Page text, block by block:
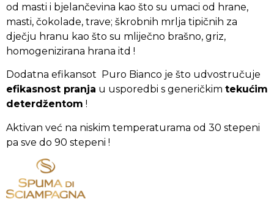
od masti i bjelančevina kao što su umaci od hrane,
masti, čokolade, trave; škrobnih mrlja tipičnih za
dječju hranu kao što su mliječno brašno, griz,
homogenizirana hrana itd !
Dodatna efikansot Puro Bianco je što udvostručuje
efikasnost pranja u usporedbi s generičkim tekućim
deterdžentom !
Aktivan već na niskim temperaturama od 30 stepeni
pa sve do 90 stepeni !